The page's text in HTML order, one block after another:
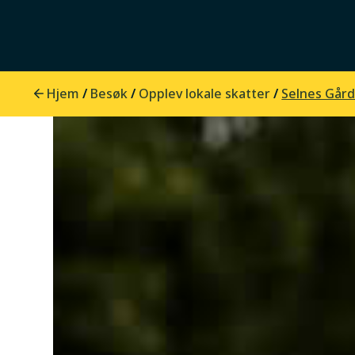
Hjem / Besøk/ Opplev lokale skatter/ Selnes Gård